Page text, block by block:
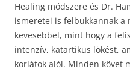
Healing módszere és Dr.
ismeretei is felbukkannak a
kevesebbel, mint hogy a
intenzív, katartikus lökést,
korlátok alól. Minden követ